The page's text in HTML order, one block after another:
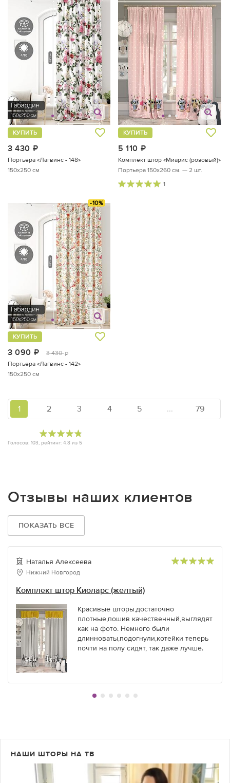
3 430
КУПИТЬ
Портьера «Лагвинс - 148»
150x250 см
5 110
КУПИТЬ
Комплект штор «Миарис (розовый)»
Портьера 150х260 см. — 2 шт.
1
-10%
3 090 руб.
3 430 руб.
КУПИТЬ
Портьера «Лагвинс - 142»
150x250 см
Голосов: 103, рейтинг: 4.8 из 5
1 2 3 4 5 ... 79
Отзывы наших клиентов
ПОКАЗАТЬ ВСЕ
Наталья Алексеева
Нижний Новгород
Комплект штор Киоларс (желтый)
Красивые шторы,достаточно
плотные,пошив качественный,выглядят
как на фото. Немного были
длинноваты,подогнули,котейки теперь
почти на полу сидят, так даже лучше.
НАШИ ШТОРЫ НА ТВ